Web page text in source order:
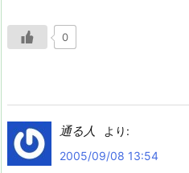
0
通る人
より:
2005/09/08 13:54